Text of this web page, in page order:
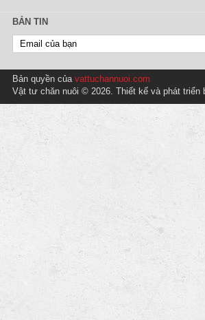
BẢN TIN
Bản quyền của vattuchannuoi.com
Vật tư chăn nuôi © 2026. Thiết kế và phát triển